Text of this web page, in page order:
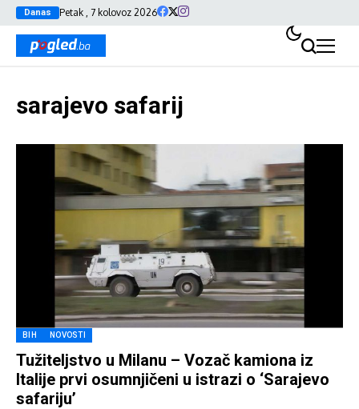
Danas Petak , 7 kolovoz 2026
sarajevo safarij
BIH NOVOSTI
Tužiteljstvo u Milanu – Vozač kamiona iz
Italije prvi osumnjičeni u istrazi o ‘Sarajevo
safariju’